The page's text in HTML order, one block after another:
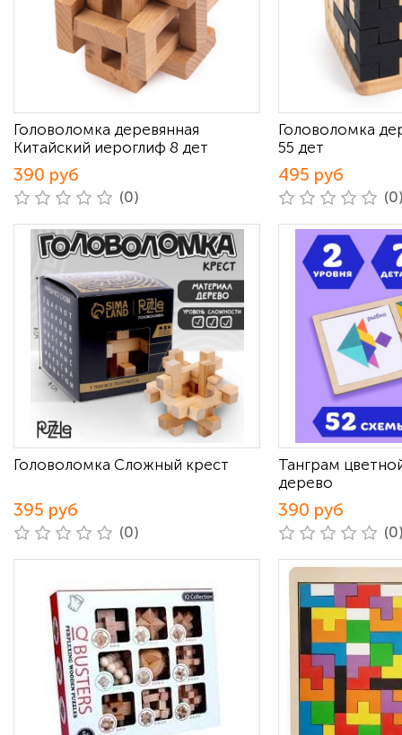
Головоломка деревянная
Китайский иероглиф 8 дет
390 руб
(0)
Головоломка
55 дет
495 руб
Головоломка Сложный крест
395 руб
(0)
Танграм
дерево
390 руб